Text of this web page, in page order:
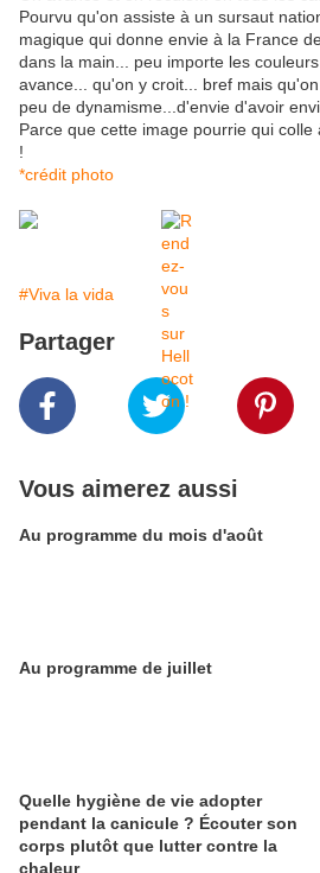
Pourvu qu'on assiste à un sursaut
magique qui donne envie à la France
dans la main... peu importe les
avance... qu'on y croit... bref mais
peu de dynamisme...d'envie d'avoir
Parce que cette image pourrie qui
!
*crédit photo
#Viva la vida
Partager
Vous aimerez aussi
Au programme du mois d'août
Au programme de juillet
Quelle hygiène de vie adopter
pendant la canicule ? Écouter son
corps plutôt que lutter contre la
chaleur